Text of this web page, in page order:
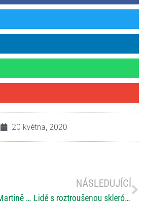
20 května, 2020
Ulevme nemocné Martině a jejímu synovi od bolesti
NÁSLEDUJÍCÍ
Lidé s roztroušenou sklerózou mají před koronavirem náskok